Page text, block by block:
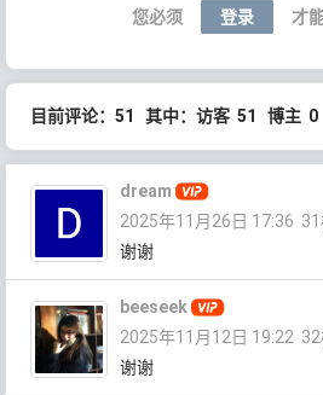
您必须 登录 才
目前评论：51 其中：访客 51 博主 0
dream
2025年11月26日 17:36
谢谢
beeseek
2025年11月12日 19:22
谢谢